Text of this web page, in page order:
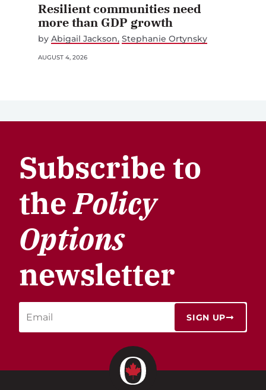
Resilient communities need
more than GDP growth
by Abigail Jackson Stephanie Ortynsky
AUGUST 4, 2026
Subscribe to
thePolicy
Options
newsletter
SIGN UP